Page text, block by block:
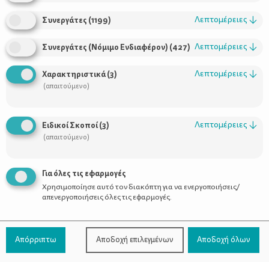
… Tο τρέξιμο στην παραλία με μια ανάσα και η άμμος που
πετάγεται με δύναμη προς τα πίσω.
Το γρήγορο λαχάνιασμα από το ανελέητο κυνηγητό και οι
ανάσες που γίνονται κοφτές για να δώσουν και άλλο οξυγόνο
στο σώμα.
Ο ψευτοκαυγάς για την πρωτιά.
συμφιλίωση.
Η συν-μετοχή και η συν-κοινωνία στην περιπέτεια.
Συνεργάτες (1199) Λεπτομέρειες ↓
Συνεργάτες (Νόμιμο Ενδιαφέρον) (427) Λεπτομέρειες ↓
Χαρακτηριστικά(3)
(απαιτούμενο)
Λεπτομέρειες ↓
Ειδικοί Σκοποί(3)
(απαιτούμενο)
Λεπτομέρειες ↓
Για όλες τις εφαρμογές
Χρησιμοποίησε αυτό τον διακόπτη για να ενεργοποιήσεις/
απενεργοποιήσεις όλες τις εφαρμογές.
Απόρριπτω Αποδοχή επιλεγμένων Αποδοχή όλων